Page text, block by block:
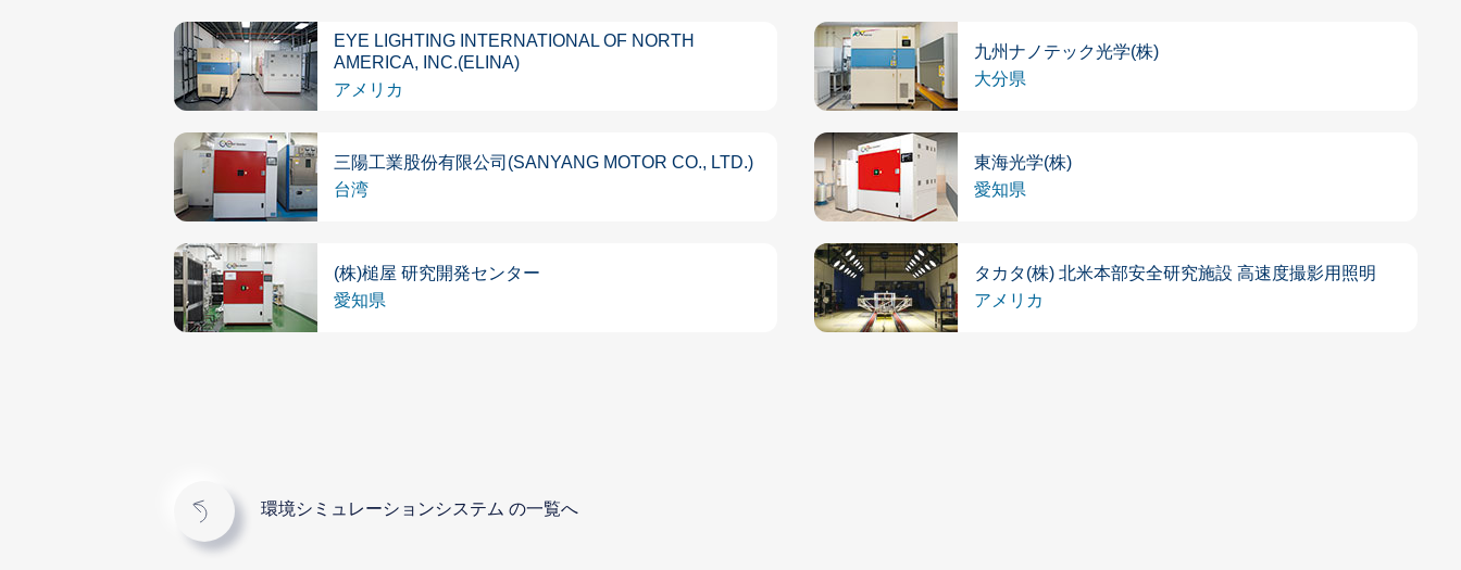
EYE LIGHTING INTERNATIONAL OF NORTH
AMERICA, INC.(ELINA)
アメリカ
九州ナノテック光学(株)
大分県
三陽工業股份有限公司(SANYANG MOTOR CO., LTD.)
台湾
東海光学(株)
愛知県
(株)槌屋 研究開発センター
愛知県
タカタ(株) 北米本部安全研究施設 高速度撮影用照明
アメリカ
環境シミュレーションシステム の一覧へ